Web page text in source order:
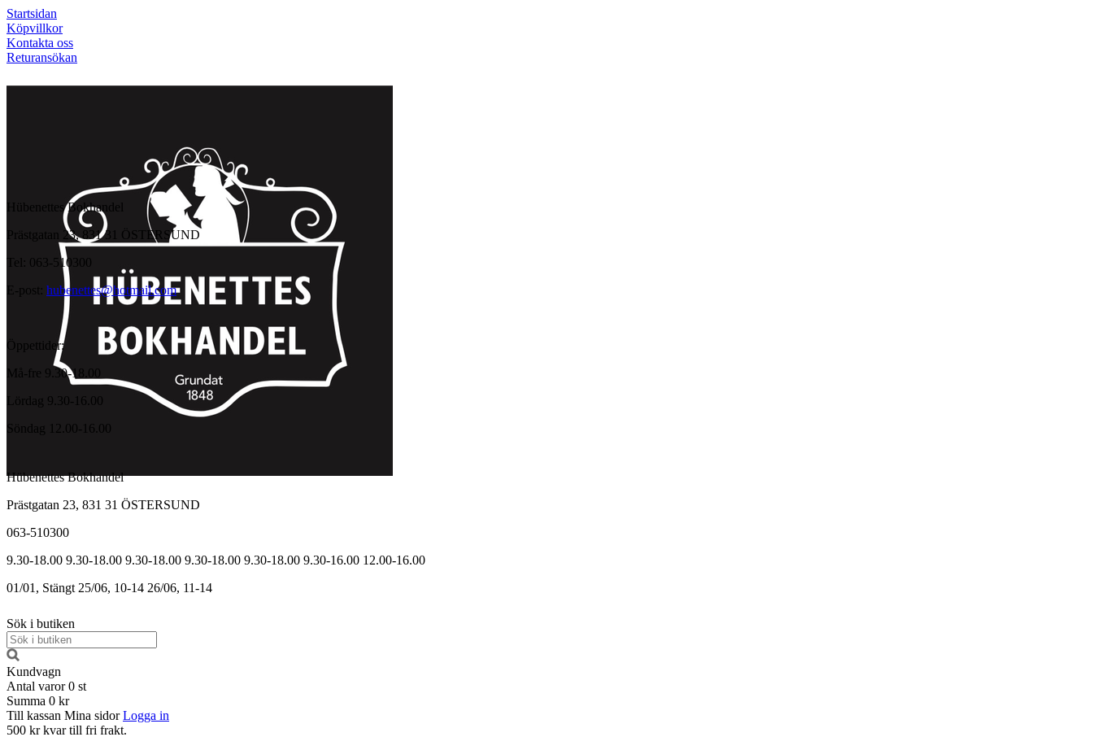
Startsidan
Köpvillkor
Kontakta oss
Returansökan
Hübenettes Bokhandel
Prästgatan 23, 831 31 ÖSTERSUND
Tel: 063-510300
E-post: hubenettes@hotmail.com
Öppettider:
Må-fre 9.30-18.00
Lördag 9.30-16.00
Söndag 12.00-16.00
Hübenettes Bokhandel
Prästgatan 23, 831 31 ÖSTERSUND
063-510300
9.30-18.00 9.30-18.00 9.30-18.00 9.30-18.00 9.30-18.00 9.30-16.00 12.00-16.00
01/01, Stängt 25/06, 10-14 26/06, 11-14
Sök i butiken
Kundvagn
Antal varor 0 st
Summa 0 kr
Till kassan Mina sidor Logga in
500 kr kvar till fri frakt.